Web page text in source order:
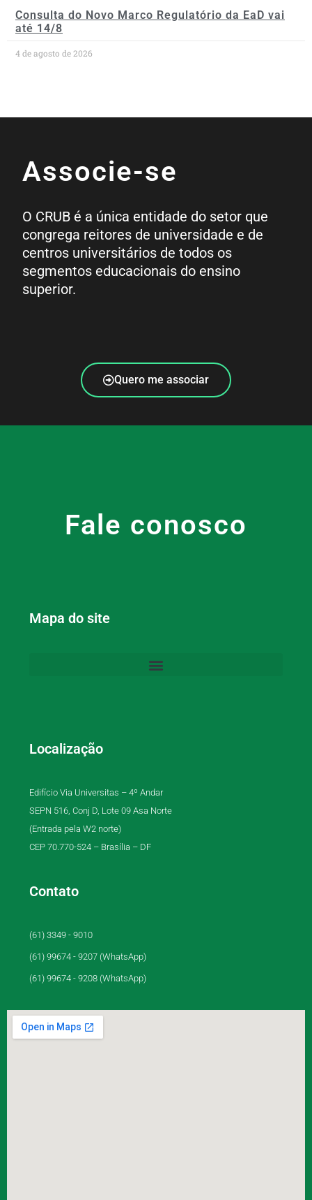
Consulta do Novo Marco Regulatório da EaD vai
até 14/8
4 de agosto de 2026
Associe-se
O CRUB é a única entidade do setor que
congrega reitores de universidade e de
centros universitários de todos os
segmentos educacionais do ensino
superior.
Quero me associar
Fale conosco
Mapa do site
Localização
Edifício Via Universitas – 4º Andar
SEPN 516, Conj D, Lote 09 Asa Norte
(Entrada pela W2 norte)
CEP 70.770-524 – Brasília – DF
Contato
(61) 3349 - 9010
(61) 99674 - 9207 (WhatsApp)
(61) 99674 - 9208 (WhatsApp)